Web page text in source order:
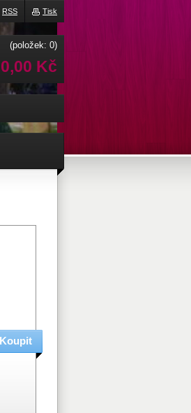
Tisk
RSS
(položek: 0)
0,00 Kč